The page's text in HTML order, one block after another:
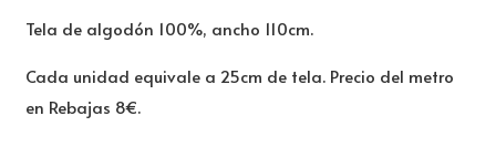
Tela de algodón 100%, ancho 110cm.
Cada unidad equivale a 25cm de tela. Precio del metro
en Rebajas 8€.